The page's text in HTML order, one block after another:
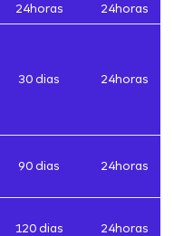
24horas 24horas
30 dias 24horas
90 dias 24horas
120 dias 24horas